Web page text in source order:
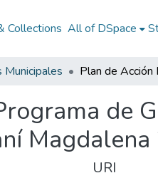
Collections All of DSpace
Municipales
de
URI